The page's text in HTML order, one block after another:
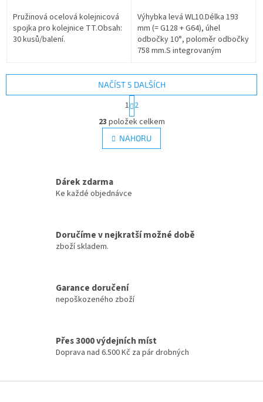
Pružinová ocelová kolejnicová
spojka pro kolejnice TT.Obsah:
30 kusů/balení.
Výhybka levá WL10.Délka 193
mm (= G128 + G64), úhel
odbočky 10°, poloměr odbočky
758 mm.S integrovaným
jazýčky výhybky zůstávají ve
zvolené poloze. Není...
O
v
l
á
í
v
k
i
s
NAČÍST 5 DALŠÍCH
S
t
r
á
n
k
n
í
1 2
23 položek celkem
NAHORU
Dárek zdarma
Ke každé objednávce
Doručíme v nejkratší možné době
zboží skladem.
Garance doručení
nepoškozeného zboží
Přes 3000 výdejních míst
Doprava nad 6.500 Kč za pár drobných